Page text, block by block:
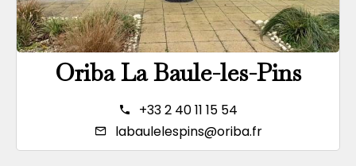
Oriba La Baule-les-Pins
+33 2 40 11 15 54
labaulelespins@oriba.fr